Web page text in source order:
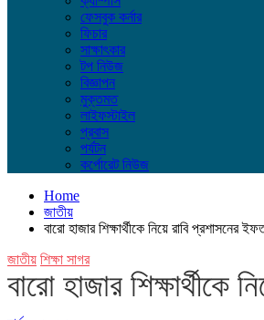
ফেসবুক কর্নার
ফিচার
সাক্ষাৎকার
টপ নিউজ
বিজ্ঞাপন
মুক্তমত
লাইফস্টাইল
প্রবাস
পর্যটন
কর্পোরেট নিউজ
Home
জাতীয়
বারো হাজার শিক্ষার্থীকে নিয়ে রাবি প্রশাসনের
জাতীয় শিক্ষা সাগর
বারো হাজার শিক্ষার্থীকে